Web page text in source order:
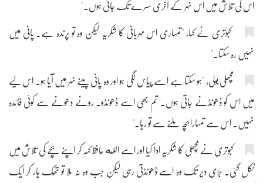
اس کی تلاش میں اس نہر کے آخری سرے تک جاتی ہوں۔"
کبوتری نے کہا، "تمہاری اس مہربانی کا شکریہ لیکن وہ تو پرندہ ہے۔ پانی میں
نہیں رہ سکتا۔"
مچھلی بولی، "ہو سکتا ہے اسے پیاس لگی ہو اور وہ پانی پینے نہر میں آیا ہو۔ اس لیے
میں اس کو ڈھونڈنے جاتی ہوں۔ تم بھی اسے ڈھونڈو۔ رونے دھونے سے کوئی فائدہ
نہیں۔ اس سے تمہارا بچّہ ملنے سے تو رہا۔"
کبوتری نے مچھلی کا شکریہ ادا کیا اور اسے الله حافظ کہہ کر اپنے بچے کی تلاش میں
نکل گئی۔ بڑی دیر تک وہ اسے ڈھونڈتی رہی لیکن جب وہ نہ ملا تو تھک ہار کر ایک